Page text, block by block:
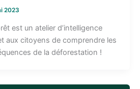
2023
est un atelier d’intelligence
aux citoyens de comprendre les
de la déforestation !